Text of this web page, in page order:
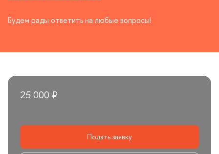
Будем рады ответить на любые вопросы!
25 000 ₽
Подать заявку